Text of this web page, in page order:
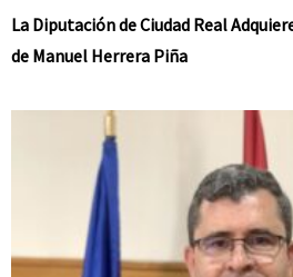
La Diputación de Ciudad Real
de Manuel Herrera Piña